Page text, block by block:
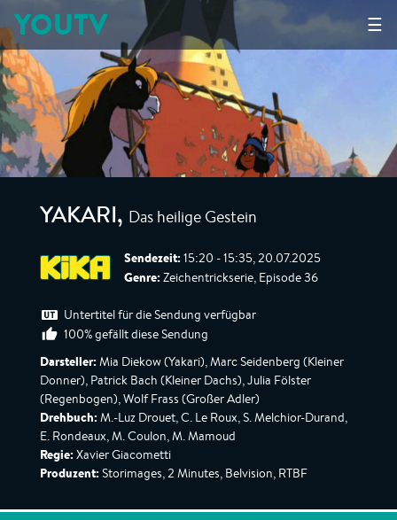
☰
YOUTV
YAKARI, Das heilige Gestein
Sendezeit: 15:20 - 15:35, 20.07.2025
Genre: Zeichentrickserie, Episode 36
Untertitel für die Sendung verfügbar
100% gefällt diese Sendung
Darsteller: Mia Diekow (Yakari), Marc Seidenberg (Kleiner
Donner), Patrick Bach (Kleiner Dachs), Julia Fölster
(Regenbogen), Wolf Frass (Großer Adler)
Drehbuch: M.-Luz Drouet, C. Le Roux, S. Melchior-Durand,
E. Rondeaux, M. Coulon, M. Mamoud
Regie: Xavier Giacometti
Produzent: Storimages, 2 Minutes, Belvision, RTBF